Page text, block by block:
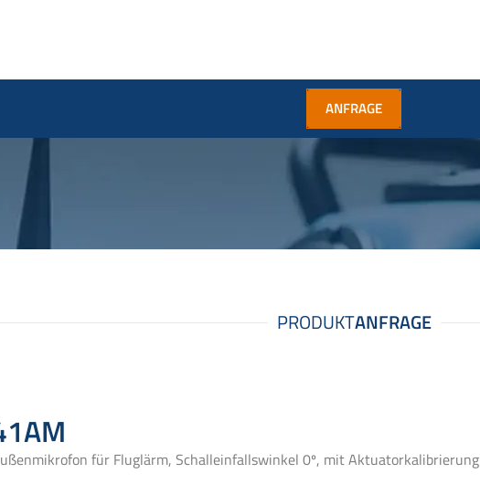
ANFRAGE
für Fluglärm, Schalleinfallswinkel 0º, mit Aktuatorkalibrierung